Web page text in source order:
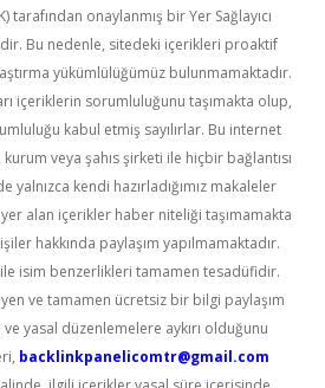
tarafından onaylanmış bir Yer Sağlayıcı
Bu nedenle, sitedeki içerikleri proaktif
yükümlülüğümüz bulunmamaktadır.
içeriklerin sorumluluğunu taşımakta olup,
kabul etmiş sayılırlar. Bu internet
veya şahıs şirketi ile hiçbir bağlantısı
yalnızca kendi hazırladığımız makaleler
alan içerikler haber niteliği taşımamakta
hakkında paylaşım yapılmamaktadır.
isim benzerlikleri tamamen tesadüfidir.
ve tamamen ücretsiz bir bilgi paylaşım
yasal düzenlemelere aykırı olduğunu
backlinkpanelicomtr@gmail.com